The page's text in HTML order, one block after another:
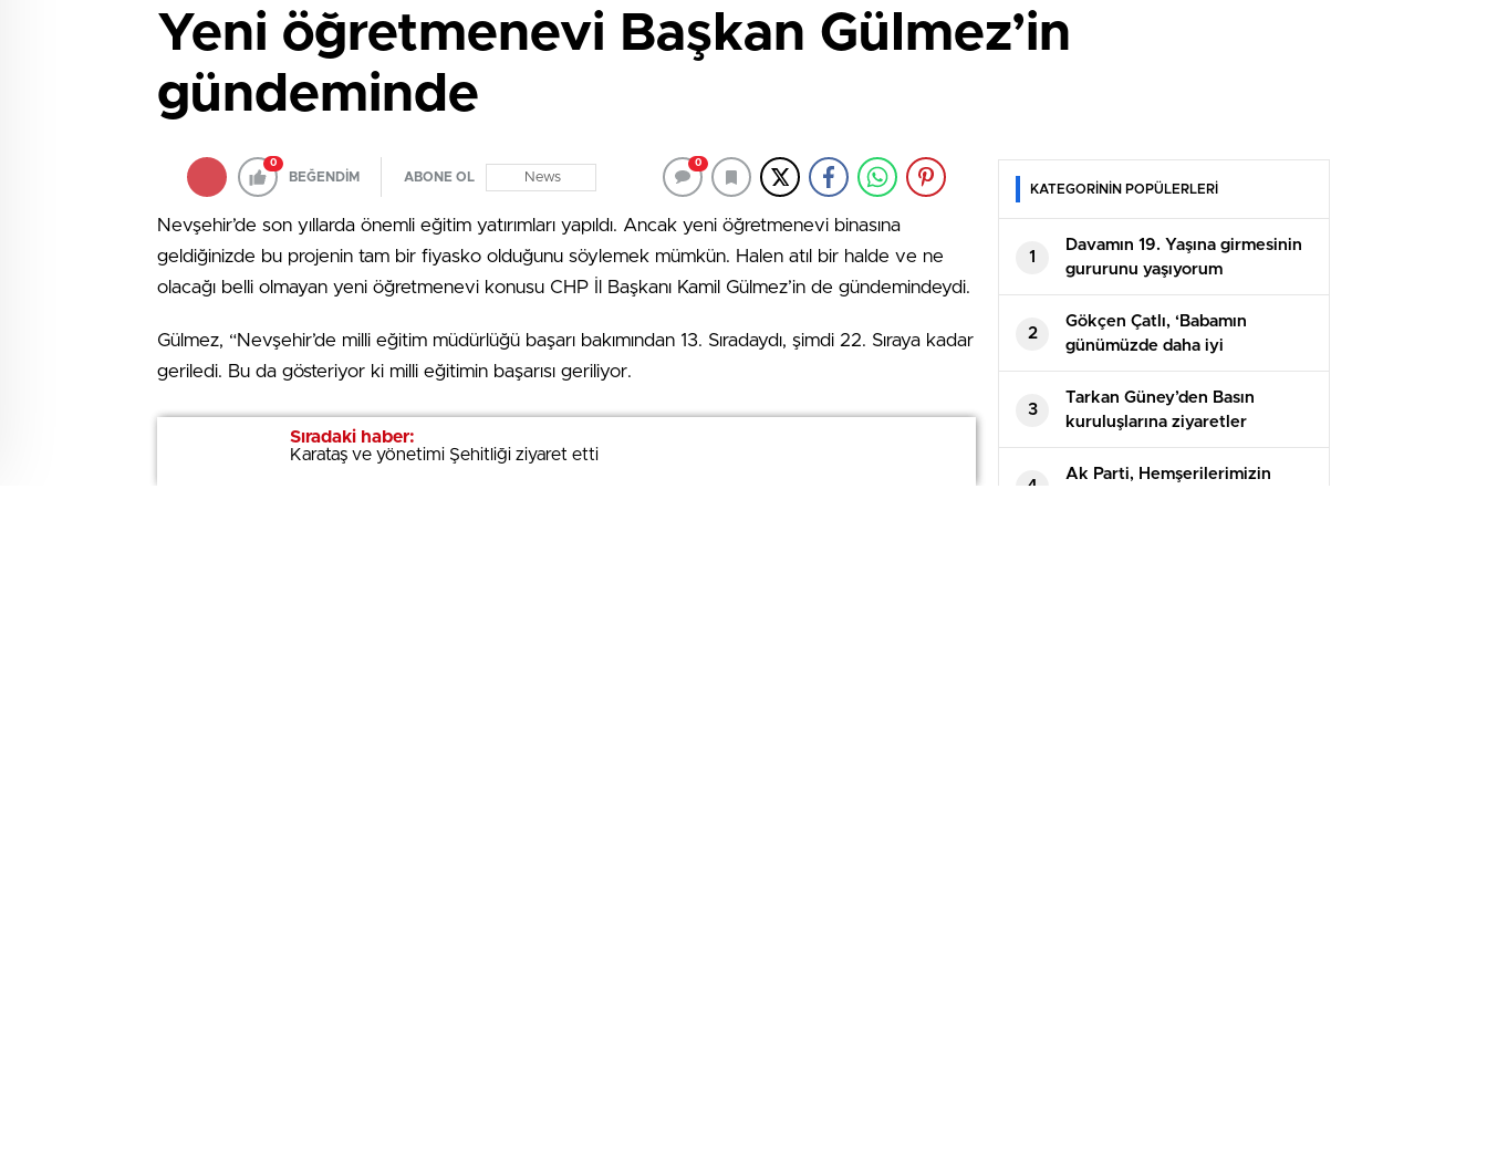
Sıradaki haber:
Karataş ve yönetimi Şehitliği ziyaret etti
Yeni öğretmenevi Başkan Gülmez’in
gündeminde
0
BEĞENDİM ABONE OL News
0
Nevşehir’de son yıllarda önemli eğitim yatırımları yapıldı. Ancak yeni öğretmenevi binasına
geldiğinizde bu projenin tam bir fiyasko olduğunu söylemek mümkün. Halen atıl bir halde ve ne
olacağı belli olmayan yeni öğretmenevi konusu CHP İl Başkanı Kamil Gülmez’in de gündemindeydi.
Gülmez, “Nevşehir’de milli eğitim müdürlüğü başarı bakımından 13. Sıradaydı, şimdi 22. Sıraya kadar
geriledi. Bu da gösteriyor ki milli eğitimin başarısı geriliyor.
Bir başka örnek verecek olursak Avanos yolu üzerinde yapılan yeni öğretmenevi yapılırken zemin
etüdü yapılmadı mı?. Milli Eğitim Müdürlüğünün bünyesinde 6 inşaat mühendisi var. Bunlar eğitim
Sıradaki haber:
Karataş ve yönetimi Şehitliği ziyaret etti
KATEGORİNİN POPÜLERLERİ
1
Davamın 19. Yaşına girmesinin
gururunu yaşıyorum
2
Gökçen Çatlı, ‘Babamın
günümüzde daha iyi
anlaşıldığını düşünüyorum’
3
Tarkan Güney’den Basın
kuruluşlarına ziyaretler
4
Ak Parti, Hemşerilerimizin